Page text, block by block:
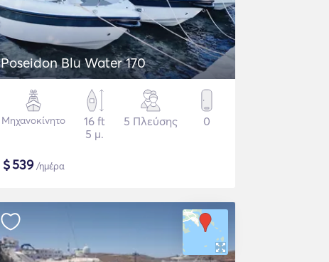
Poseidon Blu Water 170
Μηχανοκίνητο
16 ft
5 μ.
5 Πλεύσης 0
$539/ημέρα